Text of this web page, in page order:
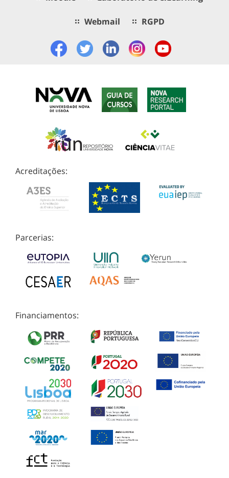
Webmail RGPD
Acreditações:
Parcerias:
Financiamentos: